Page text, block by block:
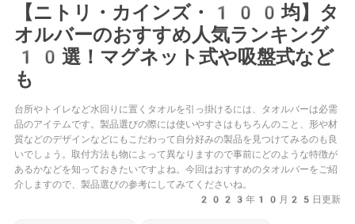
【ニトリ・カインズ・100均】タ
オルバーのおすすめ人気ランキング
10選！マグネット式や吸盤式など
も
台所やトイレなど水回りに置くタオルを引っ掛けるには、タオルバーは必需
品のアイテムです。製品選びの際には使いやすさはもちろんのこと、形や材
質などのデザインなどにもこだわって自分好みの製品を見つけてみるのも良
いでしょう。取付方法も物によって異なりますので事前にどのような特徴が
あるかなどを知っておきたいですよね。今回はおすすめのタオルバーをご紹
介しますので、製品選びの参考にしてみてくださいね。
2023年10月25日更新